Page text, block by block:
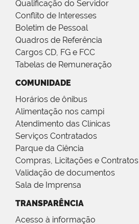
Qualificação do Servidor
Conflito de Interesses
Boletim de Pessoal
Quadros de Referência
Cargos CD, FG e FCC
Tabelas de Remuneração
COMUNIDADE
Horários de ônibus
Alimentação nos campi
Atendimento das Clínicas
Serviços Contratados
Parque da Ciência
Compras, Licitações e Contratos
Validação de documentos
Sala de Imprensa
TRANSPARÊNCIA
Acesso à informação